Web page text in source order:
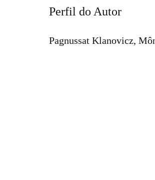
Perfil do Autor
Pagnussat Klanovicz,